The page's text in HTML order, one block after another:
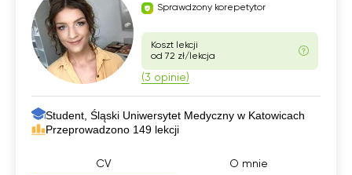
Sprawdzony korepetytor
Koszt lekcji
od 72 zł/lekcja
(3 opinie)
Student, Śląski Uniwersytet Medyczny w Katowicach
Przeprowadzono 149 lekcji
CV O mnie